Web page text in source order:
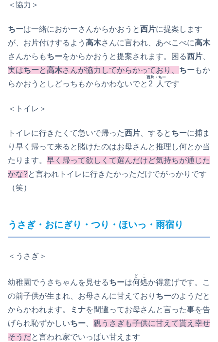
＜協力＞
ちーは一緒におかーさんからかおうと西片に提案します
が、お片付けするよう 高木さんに言われ、あべこべに高木
さんからもちーをからかおうと提案されます。困る西片、
実はちーと高木さんが協力してからかっており、 ちーもか
らかおうとしどっちもからかわないでと 2人
西片・ちー
です
＜トイレ＞
トイレに行きたくて急いで帰った西片 、すると ちーに捕ま
り早く帰って来ると賭けたのはお母さんと推理し何とか当
たります。 早く帰って欲しくて選んだけど気持ちが通じた
かな?と言われトイレに行きたかっただけでがっかりです
（笑）
うさぎ・おにぎり・つり・ほいっ・雨宿り
＜うさぎ＞
幼稚園でうさちゃんを見せるちーは何処
どこ
か得意げです。こ
の前子供が生まれ、お母さんに甘えており ちーのようだと
からかわれます。
ミナを間違ってお母さんと言った事を告
げられ恥ずかしいちー
親うさぎも子供に甘えて貰え幸せ
そうだと言われ家でいっぱい甘えます